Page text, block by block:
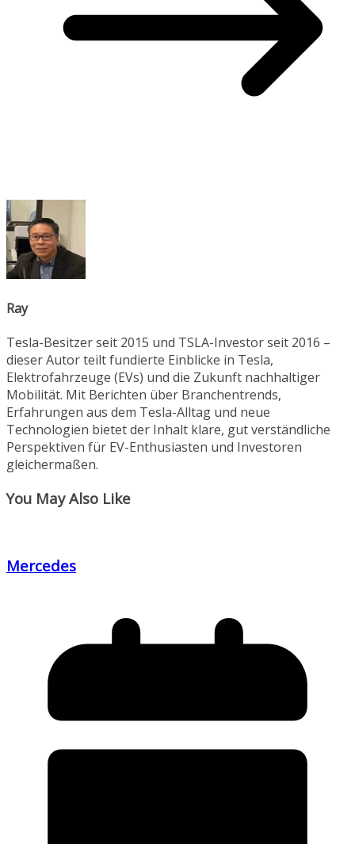
Ray
Tesla-Besitzer seit 2015 und TSLA-Investor seit 2016 –
dieser Autor teilt fundierte Einblicke in Tesla,
Elektrofahrzeuge (EVs) und die Zukunft nachhaltiger
Mobilität. Mit Berichten über Branchentrends,
Erfahrungen aus dem Tesla-Alltag und neue
Technologien bietet der Inhalt klare, gut verständliche
Perspektiven für EV-Enthusiasten und Investoren
gleichermaßen.
You May Also Like
Mercedes